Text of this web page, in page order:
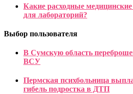
Какие расходные
для лабораторий?
Выбор пользователя
В Сумскую область
ВСУ
Пермская психбольница
гибель подростка в ДТП